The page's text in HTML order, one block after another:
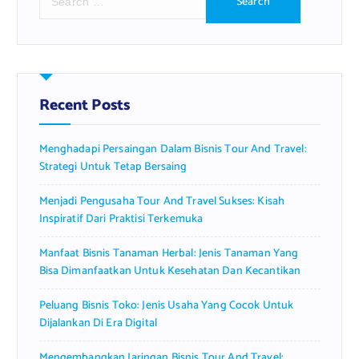
r
h
f
o
:
Recent Posts
Menghadapi Persaingan Dalam Bisnis Tour And Travel:
Strategi Untuk Tetap Bersaing
Menjadi Pengusaha Tour And Travel Sukses: Kisah
Inspiratif Dari Praktisi Terkemuka
Manfaat Bisnis Tanaman Herbal: Jenis Tanaman Yang
Bisa Dimanfaatkan Untuk Kesehatan Dan Kecantikan
Peluang Bisnis Toko: Jenis Usaha Yang Cocok Untuk
Dijalankan Di Era Digital